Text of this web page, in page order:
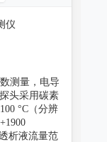
仪
测量，电导
头采用碳素
°C（分辨
析液流量范